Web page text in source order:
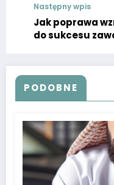
Następny wpis
Jak poprawa
do sukcesu
PODOBNE